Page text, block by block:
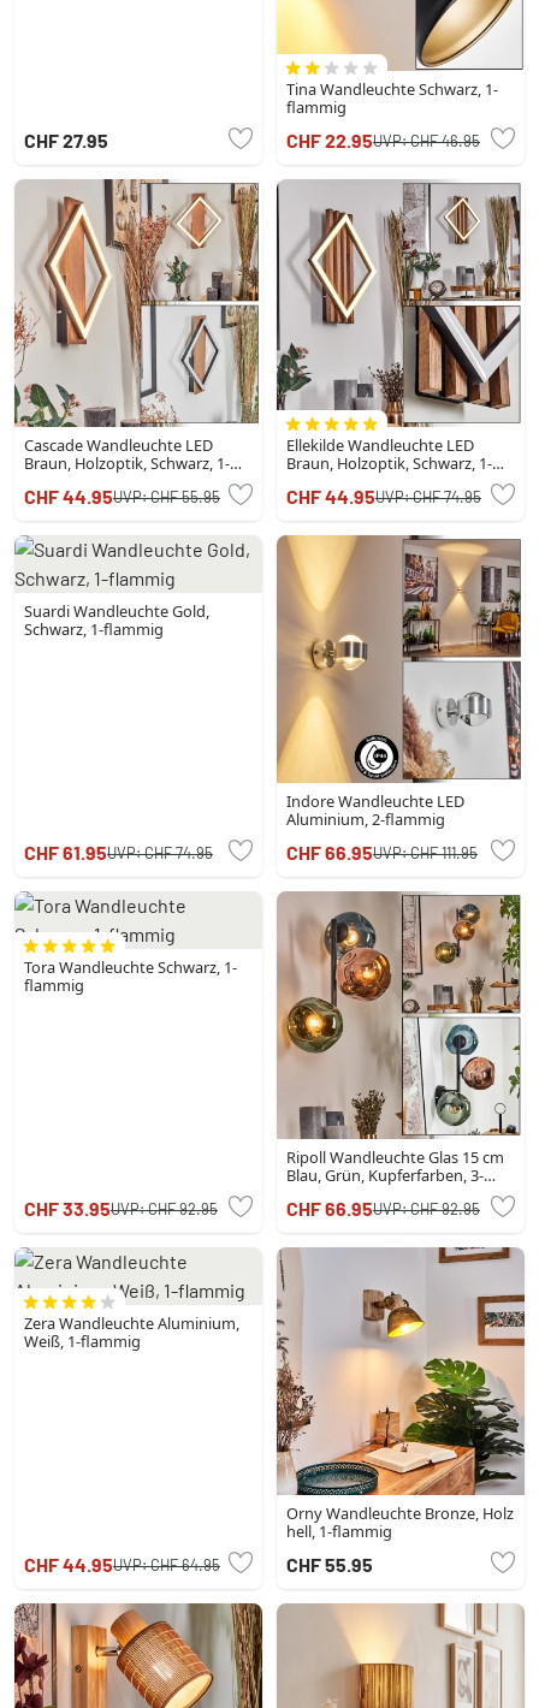
CHF 27.95
Tina Wandleuchte Schwarz, 1-
flammig
CHF 22.95UVP:CHF 46.95
Cascade Wandleuchte LED
Braun, Holzoptik, Schwarz, 1-
CHF 44.95UVP:CHF 55.95
Ellekilde Wandleuchte LED
Braun, Holzoptik, Schwarz, 1-
CHF 44.95UVP:CHF 74.95
Suardi Wandleuchte Gold,
Schwarz, 1-flammig
CHF 61.95UVP:CHF 74.95
Indore Wandleuchte LED
Aluminium, 2-flammig
CHF 66.95UVP:CHF 111.95
Tora Wandleuchte Schwarz, 1-
flammig
CHF 33.95UVP:CHF 92.95
Ripoll Wandleuchte Glas 15 cm
Blau, Grün, Kupferfarben, 3-
CHF 66.95UVP:CHF 92.95
Zera Wandleuchte Aluminium,
Weiß, 1-flammig
CHF 44.95UVP:CHF 64.95
Orny Wandleuchte Bronze, Holz
hell, 1-flammig
CHF 55.95